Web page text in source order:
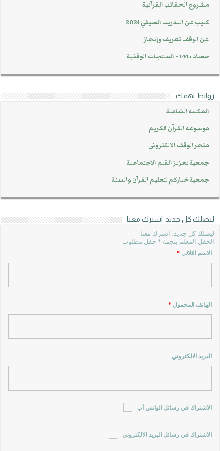
مشروع الحقائب القرآنية
كتيب عن التدريب الصيفي 2024
عن الوقف تعريف وإنجاز
حصاد 1445 - المنتجات الوقفية
روابط تهمك
المكتبة الشاملة
موسوعة القرآن الكريم
متجر الوقف الالكتروني
جمعية تعزيز القيم الاجتماعية
جمعية خياركم لتعليم القرآن والسنة
ليصلك كل جديد، اشترك معنا
ليصلك كل جديد، اشترك معنا
الحقل المعلم بنجمة * حقل مطلوب
الاسم الثلاثي*
الهاتف المحمول*
البريد الالكتروني
الاشتراك في رسائل الواتس أب
الاشتراك في رسائل البريد الالكتروني